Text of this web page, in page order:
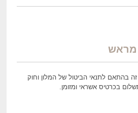
מראש
זה בהתאם לתנאי הביטול של המלון וחוק
בכרטיס אשראי ומזומן.